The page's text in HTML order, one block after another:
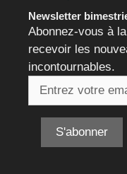
Newsletter
Abonnez-vous à
recevoir les
incontournables.